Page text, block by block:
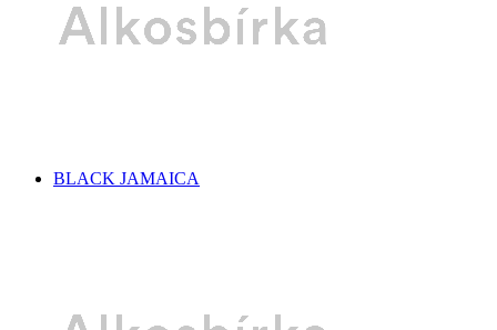
BLACK JAMAICA